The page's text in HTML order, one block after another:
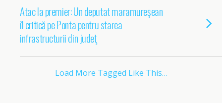
Atac la premier: Un deputat maramureşean
îl critică pe Ponta pentru starea
infrastructurii din judeţ
Load More Tagged Like This…